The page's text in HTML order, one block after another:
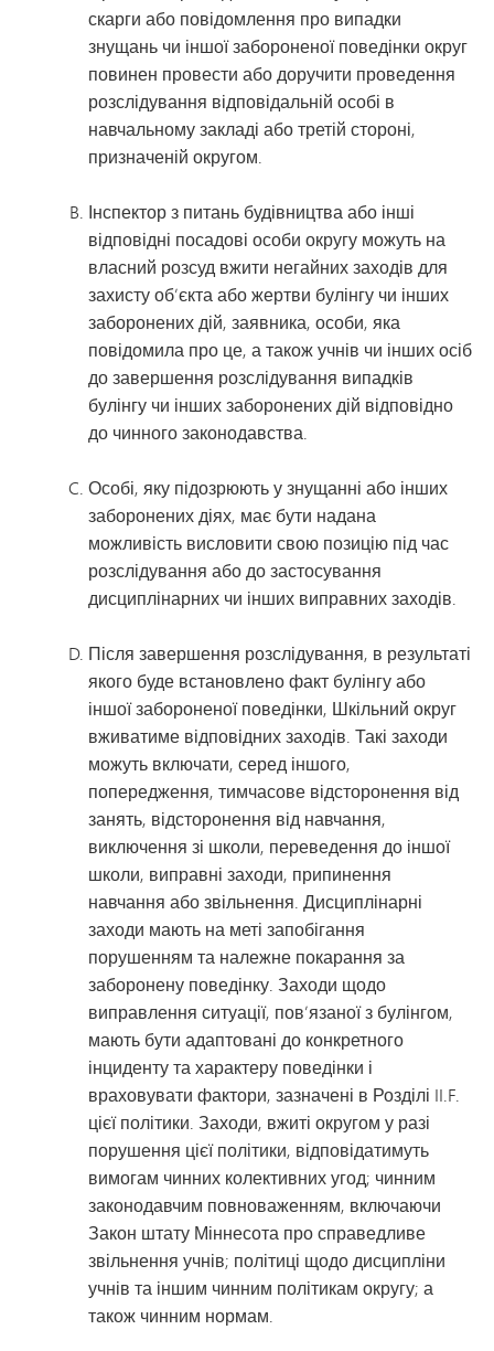
скарги або повідомлення про випадки
знущань чи іншої забороненої поведінки округ
повинен провести або доручити проведення
розслідування відповідальній особі в
навчальному закладі або третій стороні,
призначеній округом.
Інспектор з питань будівництва або інші
відповідні посадові особи округу можуть на
власний розсуд вжити негайних заходів для
захисту об’єкта або жертви булінгу чи інших
заборонених дій, заявника, особи, яка
повідомила про це, а також учнів чи інших осіб
до завершення розслідування випадків
булінгу чи інших заборонених дій відповідно
до чинного законодавства.
Особі, яку підозрюють у знущанні або інших
заборонених діях, має бути надана
можливість висловити свою позицію під час
розслідування або до застосування
дисциплінарних чи інших виправних заходів.
Після завершення розслідування, в результаті
якого буде встановлено факт булінгу або
іншої забороненої поведінки, Шкільний округ
вживатиме відповідних заходів. Такі заходи
можуть включати, серед іншого,
попередження, тимчасове відсторонення від
занять, відсторонення від навчання,
виключення зі школи, переведення до іншої
школи, виправні заходи, припинення
навчання або звільнення. Дисциплінарні
заходи мають на меті запобігання
порушенням та належне покарання за
заборонену поведінку. Заходи щодо
виправлення ситуації, пов’язаної з булінгом,
мають бути адаптовані до конкретного
інциденту та характеру поведінки і
враховувати фактори, зазначені в Розділі II.F.
цієї політики. Заходи, вжиті округом у разі
порушення цієї політики, відповідатимуть
вимогам чинних колективних угод; чинним
законодавчим повноваженням, включаючи
Закон штату Міннесота про справедливе
звільнення учнів; політиці щодо дисципліни
учнів та іншим чинним політикам округу; а
також чинним нормам.